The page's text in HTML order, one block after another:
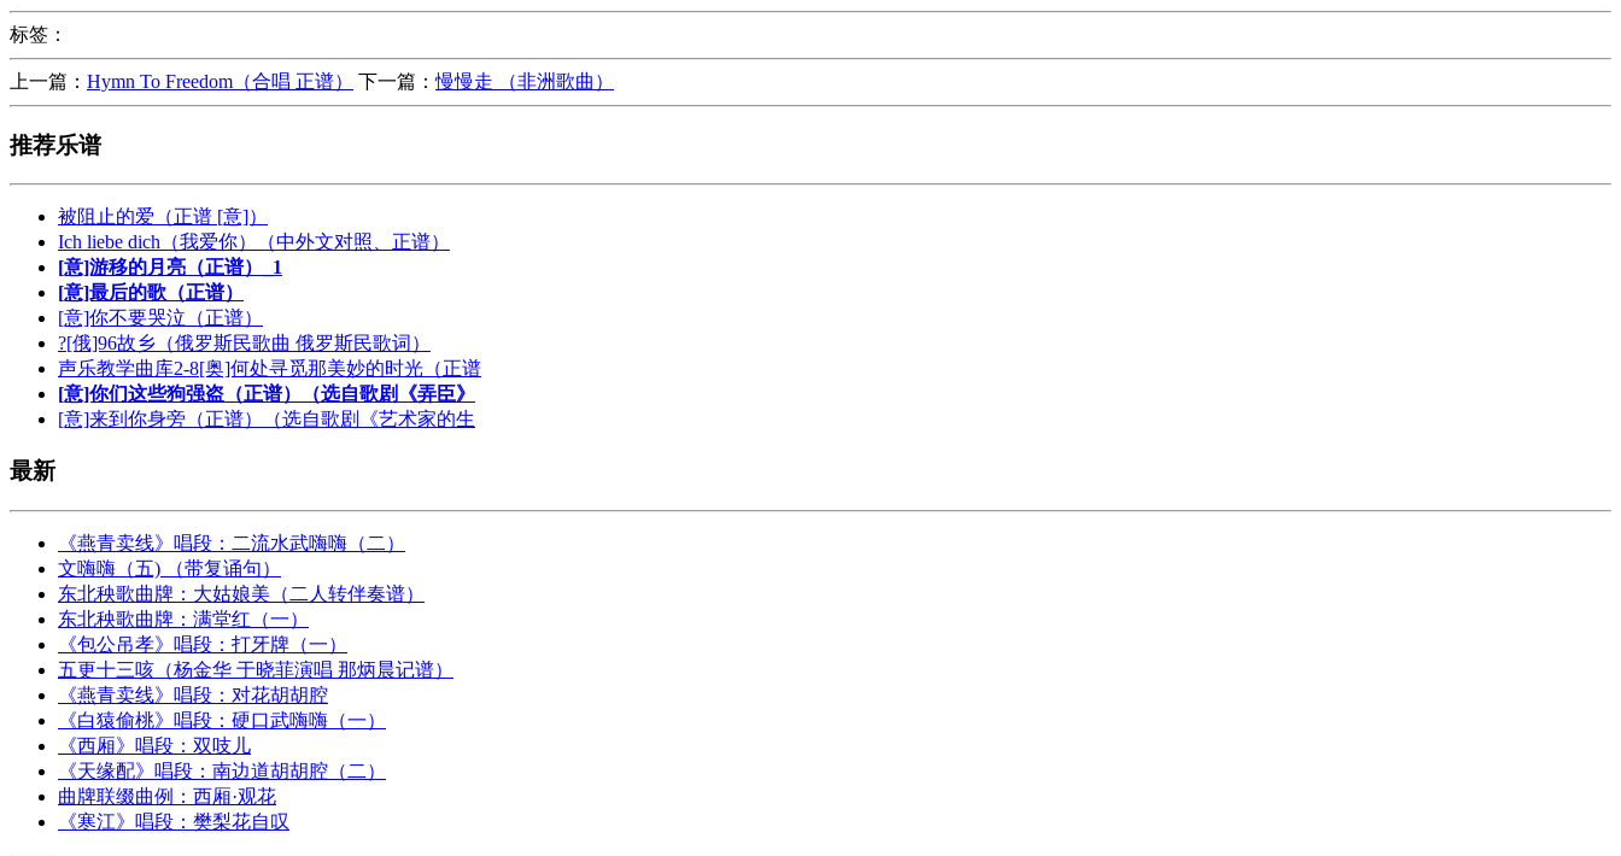
标签：
上一篇： Hymn To Freedom（合唱 正谱） 下一篇：慢慢走 （非洲歌曲）
推荐乐谱
被阻止的爱（正谱 [意]）
Ich liebe dich（我爱你）（中外文对照、正谱）
[意]游移的月亮（正谱）_1
[意]最后的歌（正谱）
[意]你不要哭泣（正谱）
?[俄]96故乡（俄罗斯民歌曲 俄罗斯民歌词）
声乐教学曲库2-8[奥]何处寻觅那美妙的时光（正谱
[意]你们这些狗强盗（正谱）（选自歌剧《弄臣》
[意]来到你身旁（正谱）（选自歌剧《艺术家的生
最新
《燕青卖线》唱段：二流水武嗨嗨（二）
文嗨嗨（五) （带复诵句）
东北秧歌曲牌：大姑娘美（二人转伴奏谱）
东北秧歌曲牌：满堂红（一）
《包公吊孝》唱段：打牙牌（一）
五更十三咳（杨金华 于晓菲演唱 那炳晨记谱）
《燕青卖线》唱段：对花胡胡腔
《白猿偷桃》唱段：硬口武嗨嗨（一）
《西厢》唱段：双吱儿
《天缘配》唱段：南边道胡胡腔（二）
曲牌联缀曲例：西厢·观花
《寒江》唱段：樊梨花自叹